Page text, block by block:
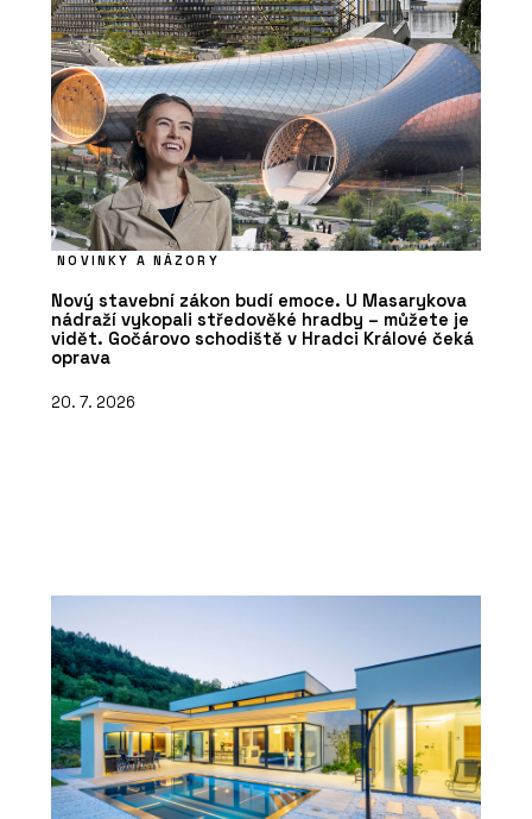
NOVINKY A NÁZORY
Nový stavební zákon budí emoce. U Masarykova
nádraží vykopali středověké hradby – můžete je
vidět. Gočárovo schodiště v Hradci Králové čeká
oprava
20. 7. 2026